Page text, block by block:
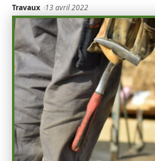
Travaux 13 avril 2022